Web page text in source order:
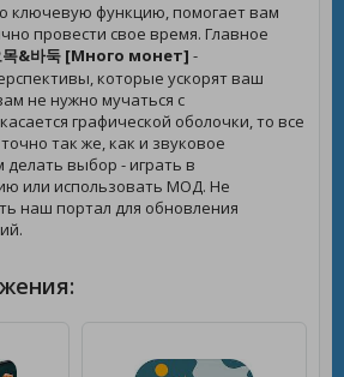
ключевую функцию, помогает вам
провести свое время. Главное
목&바둑 [Много монет] -
которые ускорят ваш
не нужно мучаться с
графической оболочки, то все
так же, как и звуковое
выбор - играть в
или использовать МОД. Не
наш портал для обновления